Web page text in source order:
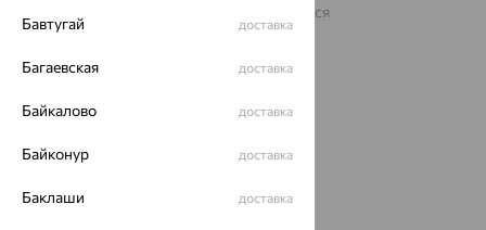
На информационном ресурсе применяются
рекомендательные технологии
ОГРН 1044800168379
Политика конфеденциальности
Разработка сайта —
Бавтугай доставка
Багаевская доставка
Байкалово доставка
Байконур доставка
Баклаши доставка